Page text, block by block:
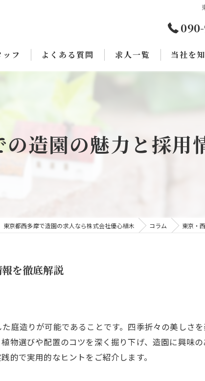
ッフ よくある質問 求人一覧 当社を
職人
造園の魅力と採用
東京都西多摩で造園の求人なら株式会社優心植木 コラム 東京・
を徹底解説
庭造りが可能であることです。四季折々の美しさ
物選びや配置のコツを深く掘り下げ、造園に興味
的で実用的なヒントをご紹介します。